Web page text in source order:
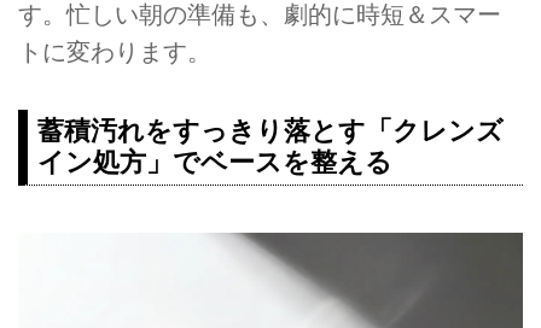
す。忙しい朝の準備も、劇的に時短＆スマー
トに変わります。
蓄積汚れをすっきり落とす「クレンズ
イン処方」でベースを整える